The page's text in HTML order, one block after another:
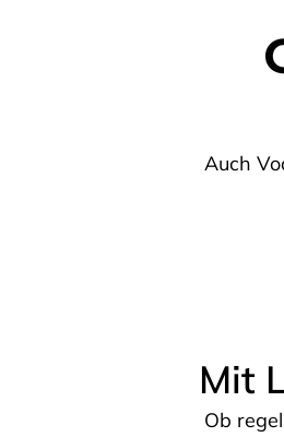
Auch
Mit
Ob